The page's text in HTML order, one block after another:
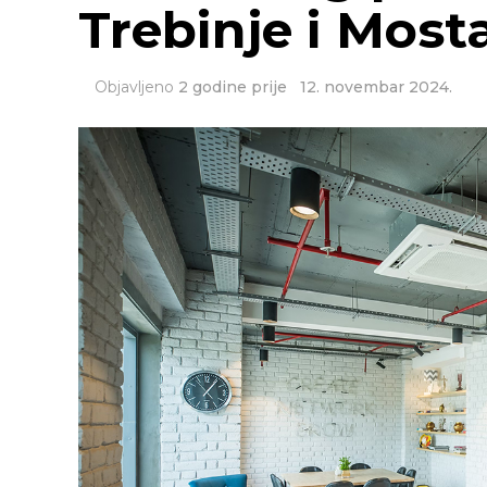
Trebinje i
Objavljeno 2 godine prije 12. novembar 2024.